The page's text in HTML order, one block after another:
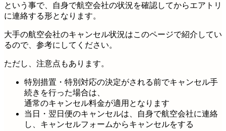
という事で、自身で航空会社の状況を確認してからエアトリ
に連絡する形となります。
大手の航空会社のキャンセル状況はこのページで紹介してい
るので、参考にしてください。
ただし、注意点もあります。
特別措置・特別対応の決定がされる前でキャンセル手
続きを行った場合は、
通常のキャンセル料金が適用となります
当日・翌日便のキャンセルは、自身で航空会社に連絡
し、キャンセルフォームからキャンセルをする